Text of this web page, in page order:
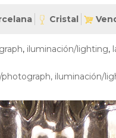
Cristal
, iluminación/lighting,
, iluminación/